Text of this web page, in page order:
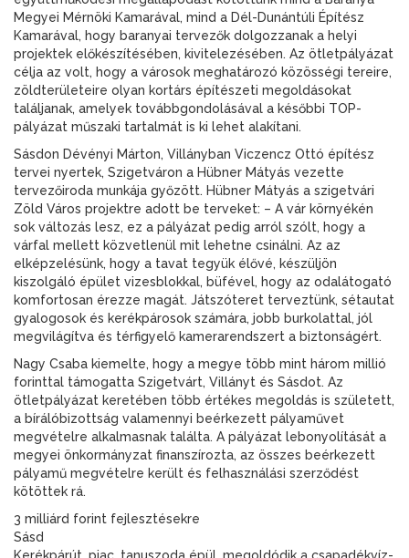
Megyei Mérnöki Kamarával, mind a Dél-Dunántúli Építész
Kamarával, hogy baranyai tervezők dolgozzanak a helyi
projektek előkészítésében, kivitelezésében. Az ötletpályázat
célja az volt, hogy a városok meghatározó közösségi tereire,
zöldterületeire olyan kortárs építészeti megoldásokat
találjanak, amelyek továbbgondolásával a későbbi TOP-
pályázat műszaki tartalmát is ki lehet alakítani.
Sásdon Dévényi Márton, Villányban Viczencz Ottó építész
tervei nyertek, Szigetváron a Hübner Mátyás vezette
tervezőiroda munkája győzött. Hübner Mátyás a szigetvári
Zöld Város projektre adott be terveket: – A vár környékén
sok változás lesz, ez a pályázat pedig arról szólt, hogy a
várfal mellett közvetlenül mit lehetne csinálni. Az az
elképzelésünk, hogy a tavat tegyük élővé, készüljön
kiszolgáló épület vizesblokkal, büfével, hogy az odalátogató
komfortosan érezze magát. Játszóteret terveztünk, sétautat
gyalogosok és kerékpárosok számára, jobb burkolattal, jól
megvilágítva és térfigyelő kamerarendszert a biztonságért.
Nagy Csaba kiemelte, hogy a megye több mint három millió
forinttal támogatta Szigetvárt, Villányt és Sásdot. Az
ötletpályázat keretében több értékes megoldás is született,
a bírálóbizottság valamennyi beérkezett pályaművet
megvételre alkalmasnak találta. A pályázat lebonyolítását a
megyei önkormányzat finanszírozta, az összes beérkezett
pályamű megvételre került és felhasználási szerződést
kötöttek rá.
3 milliárd forint fejlesztésekre
Sásd